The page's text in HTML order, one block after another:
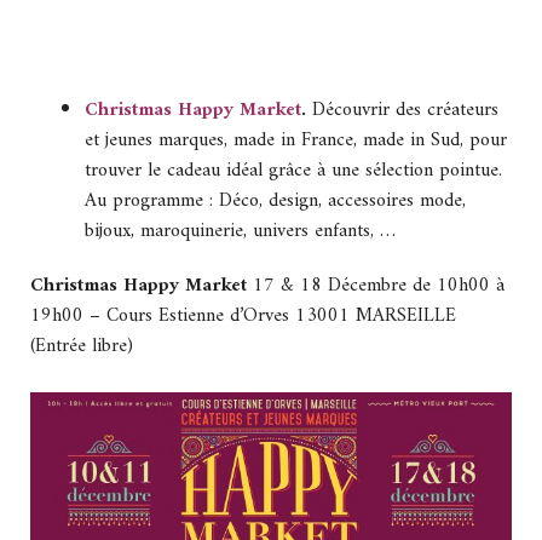
Christmas Happy Market. Découvrir des créateurs
et jeunes marques, made in France, made in Sud, pour
trouver le cadeau idéal grâce à une sélection pointue.
Au programme : Déco, design, accessoires mode,
bijoux, maroquinerie, univers enfants, …
Christmas Happy Market 17 & 18 Décembre de 10h00 à
19h00 – Cours Estienne d’Orves 13001 MARSEILLE
(Entrée libre)